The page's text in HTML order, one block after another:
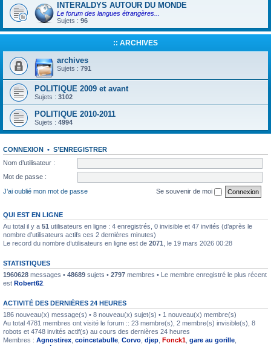
INTERALDYS AUTOUR DU MONDE
Le forum des langues étrangères...
Sujets : 96
:: ARCHIVES
archives
Sujets : 791
POLITIQUE 2009 et avant
Sujets : 3102
POLITIQUE 2010-2011
Sujets : 4994
CONNEXION • S’ENREGISTRER
Nom d’utilisateur :
Mot de passe :
J’ai oublié mon mot de passe
Se souvenir de moi
QUI EST EN LIGNE
Au total il y a 51 utilisateurs en ligne : 4 enregistrés, 0 invisible et 47 invités (d’après le
nombre d’utilisateurs actifs ces 2 dernières minutes)
Le record du nombre d’utilisateurs en ligne est de 2071 , le 19 mars 2026 00:28
STATISTIQUES
1960628 messages • 48689 sujets • 2797 membres • Le membre enregistré le plus récent
est Robert62
ACTIVITÉ DES DERNIÈRES 24 HEURES
186 nouveau(x) message(s) • 8 nouveau(x) sujet(s) • 1 nouveau(x) membre(s)
Au total 4781 membres ont visité le forum :: 23 membre(s), 2 membre(s) invisible(s), 8
robots et 4748 invités actif(s) au cours des dernières 24 heures
Membres : Agnostirex coincetabulle Corvo djep Fonck1 gare au gorille